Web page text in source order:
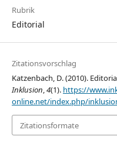
Rubrik
Editorial
Zitationsvorschlag
Katzenbach, D. (2010).
Inklusion,4(1). https://
online.net/index.php/
Zitationsformate